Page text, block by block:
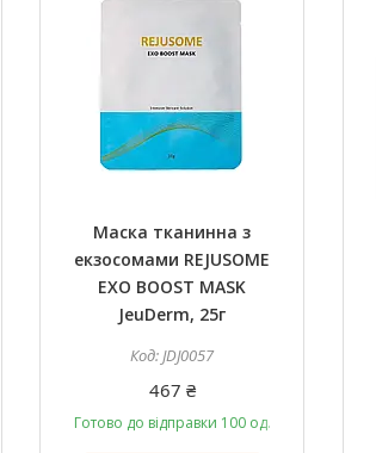
Маска тканинна з
екзосомами REJUSOME
EXO BOOST MASK
JeuDerm, 25г
JDJ0057
467 ₴
Готово до відправки 100 од.